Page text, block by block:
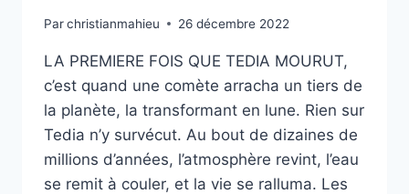
Parchristianmahieu 26 décembre 2022
LA PREMIERE FOIS QUE TEDIA MOURUT,
c’est quand une comète arracha un tiers de
la planète, la transformant en lune. Rien sur
Tedia n’y survécut. Au bout de dizaines de
millions d’années, l’atmosphère revint, l’eau
se remit à couler, et la vie se ralluma. Les